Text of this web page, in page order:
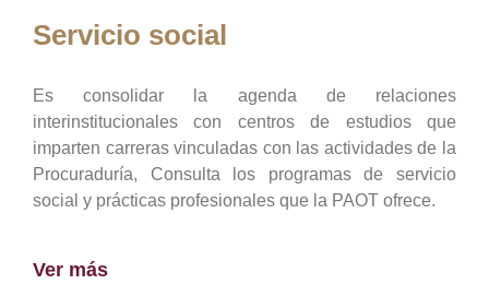
Servicio social
Es consolidar la agenda de relaciones
interinstitucionales con centros de estudios que
imparten carreras vinculadas con las actividades de la
Procuraduría, Consulta los programas de servicio
social y prácticas profesionales que la PAOT ofrece.
Ver más